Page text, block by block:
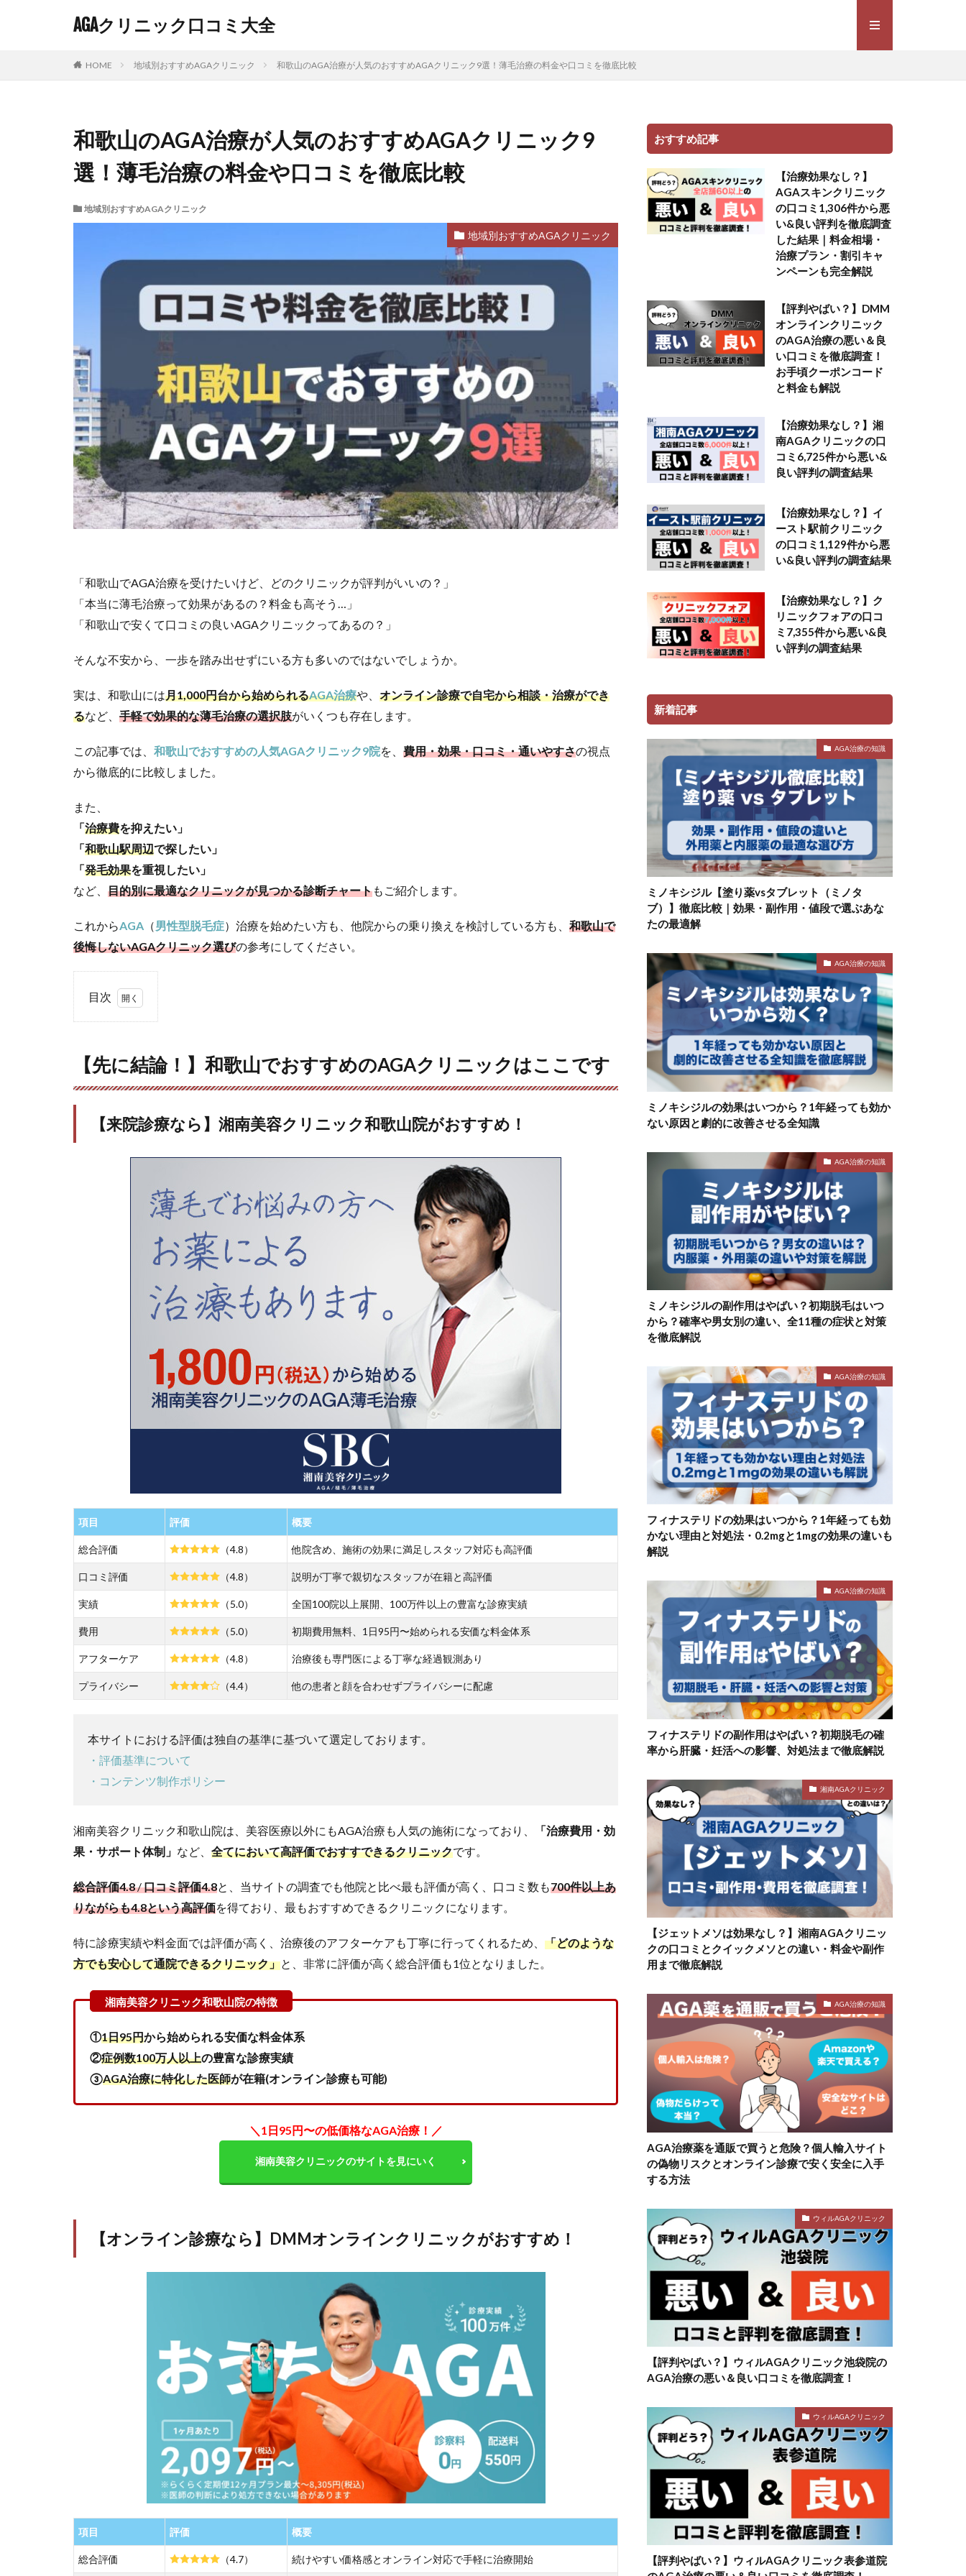
AGAクリニック口コミ大全
HOME 地域別おすすめAGAクリニック 和歌山のAGA治療が人気のおすすめAGAクリニック9選！薄毛治療の料金や口コミを徹底比較
和歌山のAGA治療が人気のおすすめAGAクリニック9
選！薄毛治療の料金や口コミを徹底比較
地域別おすすめAGAクリニック
地域別おすすめAGAクリニック
「和歌山でAGA治療を受けたいけど、どのクリニックが評判がいいの？」
「本当に薄毛治療って効果があるの？料金も高そう…」
「和歌山で安くて口コミの良いAGAクリニックってあるの？」
そんな不安から、一歩を踏み出せずにいる方も多いのではないでしょうか。
実は、和歌山には月1,000円台から始められるAGA治療や、 オンライン診療で自宅から相談・治療ができ
るなど、 手軽で効果的な薄毛治療の選択肢がいくつも存在します。
この記事では、 和歌山でおすすめの人気AGAクリニック9院を、 費用・効果・口コミ・通いやすさの視点
から徹底的に比較しました。
また、
「治療費を抑えたい」
「和歌山駅周辺で探したい」
「発毛効果を重視したい」
など、 目的別に最適なクリニックが見つかる診断チャートもご紹介します。
これからAGA （男性型脱毛症）治療を始めたい方も、他院からの乗り換えを検討している方も、 和歌山で
後悔しないAGAクリニック選びの参考にしてください。
目次
論！】
でおす
AGA
診療
ら】
DMM
オン
ライ
リニ
がお
すす
め！
2
山で
AGA
クリ
ニッ
3つ
のポ
イン
注意
① 料
金と
治療
｜無
理な
く続
けら
れる
プラ
か？
リア
仕組
は？
【先に結論！】和歌山でおすすめのAGAクリニックはここです
【来院診療なら】湘南美容クリニック和歌山院がおすすめ！
項目 評価 概要
総合評価 （4.8） 他院含め、施術の効果に満足しスタッフ対応も高評価
口コミ評価 （4.8） 説明が丁寧で親切なスタッフが在籍と高評価
実績 （5.0） 全国100院以上展開、100万件以上の豊富な診療実績
費用 （5.0） 初期費用無料、1日95円〜始められる安価な料金体系
アフターケア （4.8） 治療後も専門医による丁寧な経過観測あり
プライバシー （4.4） 他の患者と顔を合わせずプライバシーに配慮
本サイトにおける評価は独自の基準に基づいて選定しております。
・評価基準について
・コンテンツ制作ポリシー
湘南美容クリニック和歌山院は、美容医療以外にもAGA治療も人気の施術になっており、
「治療費用・効
果・サポート体制」 など、 全てにおいて高評価でおすすできるクリニックです。
総合評価4.8/口コミ評価4.8と、当サイトの調査でも他院と比べ最も評価が高く、口コミ数も700件以上あ
りながらも4.8という高評価を得ており、最もおすすめできるクリニックになります。
特に診療実績や料金面では評価が高く、治療後のアフターケアも丁寧に行ってくれるため、 「どのような
方でも安心して通院できるクリニック」と、非常に評価が高く総合評価も1位となりました。
①1日95円から始められる安価な料金体系
②症例数100万人以上の豊富な診療実績
③AGA治療に特化した医師が在籍(オンライン診療も可能)
＼ 1日95円〜の低価格なAGA治療！／
湘南美容クリニックのサイトを見にいく
【オンライン診療なら】DMMオンラインクリニックがおすすめ！
項目 評価 概要
総合評価 （4.7） 続けやすい価格感とオンライン対応で手軽に治療開始
おすすめ記事
【治療効果なし？】
AGAスキンクリニック
の口コミ1,306件から悪
い&良い評判を徹底調査
した結果｜料金相場・
治療プラン・割引キャ
ンペーンも完全解説
【評判やばい？】DMM
オンラインクリニック
のAGA治療の悪い＆良
い口コミを徹底調査！
お手頃クーポンコード
と料金も解説
【治療効果なし？】湘
南AGAクリニックの口
コミ6,725件から悪い&
良い評判の調査結果
【治療効果なし？】イ
ースト駅前クリニック
の口コミ1,129件から悪
い&良い評判の調査結果
【治療効果なし？】ク
リニックフォアの口コ
ミ7,355件から悪い&良
い評判の調査結果
新着記事
AGA治療の知識
ミノキシジル【塗り薬vsタブレット（ミノタ
ブ）】徹底比較｜効果・副作用・値段で選ぶあな
たの最適解
AGA治療の知識
ミノキシジルの効果はいつから？1年経っても効か
ない原因と劇的に改善させる全知識
AGA治療の知識
ミノキシジルの副作用はやばい？初期脱毛はいつ
から？確率や男女別の違い、全11種の症状と対策
を徹底解説
AGA治療の知識
フィナステリドの効果はいつから？1年経っても効
かない理由と対処法・0.2mgと1mgの効果の違いも
解説
AGA治療の知識
フィナステリドの副作用はやばい？初期脱毛の確
率から肝臓・妊活への影響、対処法まで徹底解説
湘南AGAクリニック
【ジェットメソは効果なし？】湘南AGAクリニッ
クの口コミとクイックメソとの違い・料金や副作
用まで徹底解説
AGA治療の知識
AGA治療薬を通販で買うと危険？個人輸入サイト
の偽物リスクとオンライン診療で安く安全に入手
する方法
ウィルAGAクリニック
【評判やばい？】ウィルAGAクリニック池袋院の
AGA治療の悪い＆良い口コミを徹底調査！
ウィルAGAクリニック
【評判やばい？】ウィルAGAクリニック表参道院